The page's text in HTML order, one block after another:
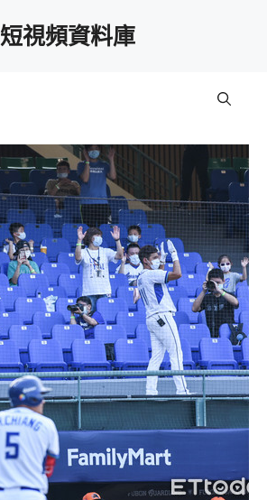
短視頻資料庫